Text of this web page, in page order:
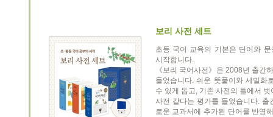
보리 사전 세트
초등 국어 교육의 기본은 단어와
시작합니다.
《보리 국어사전》은 2008년 출간
들었습니다. 쉬운 뜻풀이와 세밀화
수 있게 돕고, 기존 사전의 틀에서
사전 같다는 평가를 들었습니다.
로운 교과서에 추가된 단어를 반영